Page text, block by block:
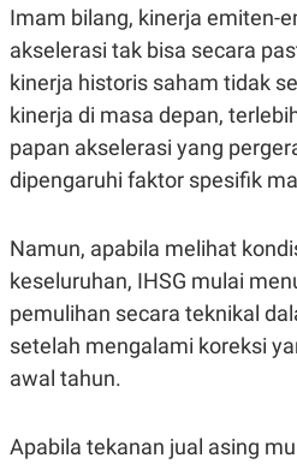
Imam bilang, kinerja emiten-
akselerasi tak bisa secara
kinerja historis saham tidak
kinerja di masa depan,
papan akselerasi yang
dipengaruhi faktor spesifik
Namun, apabila melihat
keseluruhan, IHSG mulai
pemulihan secara teknikal
setelah mengalami koreksi
awal tahun.
Apabila tekanan jual asing